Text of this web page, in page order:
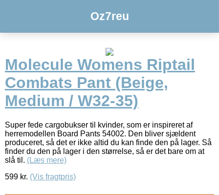
Oz7reu
Molecule Womens Riptail
Combats Pant (Beige,
Medium / W32-35)
Super fede cargobukser til kvinder, som er inspireret af
herremodellen Board Pants 54002. Den bliver sjældent
produceret, så det er ikke altid du kan finde den på lager. Så
finder du den på lager i den størrelse, så er det bare om at
slå til. (Læs mere)
599 kr. (Vis fragtpris)